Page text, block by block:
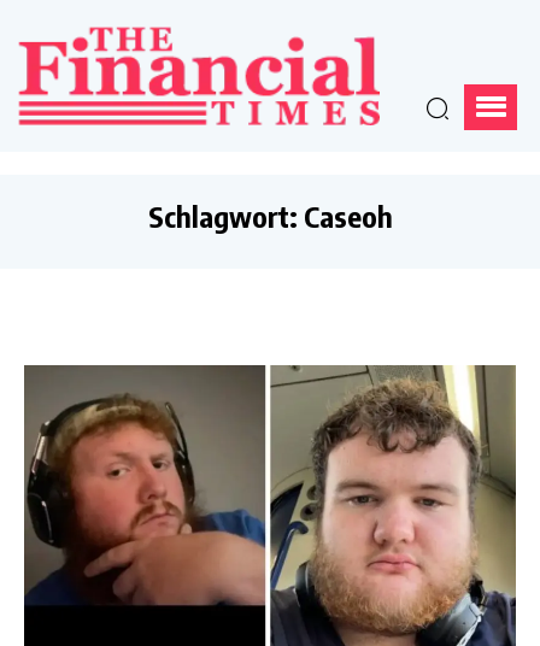
Schlagwort: Caseoh